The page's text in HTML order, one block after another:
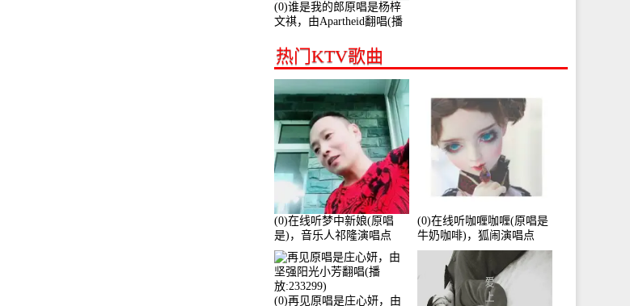
(0)谁是我的郎原唱是杨梓
文祺，由Apartheid翻唱(播
热门KTV歌曲
(0)在线听梦中新娘(原唱
是)，音乐人祁隆演唱点
播:2713192次
(0)在线听咖喱咖喱(原唱是
牛奶咖啡)，狐闹演唱点
播:287579次
(0)再见原唱是庄心妍，由